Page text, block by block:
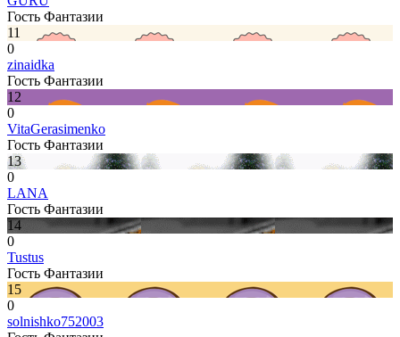
Гость Фантазии
11
0
zinaidka
Гость Фантазии
12
0
VitaGerasimenko
Гость Фантазии
13
0
LANA
Гость Фантазии
14
0
Tustus
Гость Фантазии
15
0
solnishko752003